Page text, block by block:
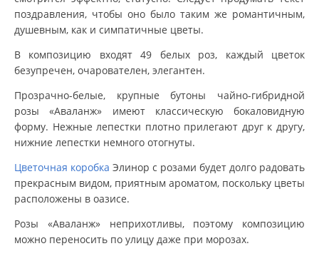
поздравления, чтобы оно было таким же романтичным,
душевным, как и симпатичные цветы.
В композицию входят 49 белых роз, каждый цветок
безупречен, очарователен, элегантен.
Прозрачно-белые, крупные бутоны чайно-гибридной
розы «Аваланж» имеют классическую бокаловидную
форму. Нежные лепестки плотно прилегают друг к другу,
нижние лепестки немного отогнуты.
Цветочная коробка Элинор с розами будет долго радовать
прекрасным видом, приятным ароматом, поскольку цветы
расположены в оазисе.
Розы «Аваланж» неприхотливы, поэтому композицию
можно переносить по улицу даже при морозах.